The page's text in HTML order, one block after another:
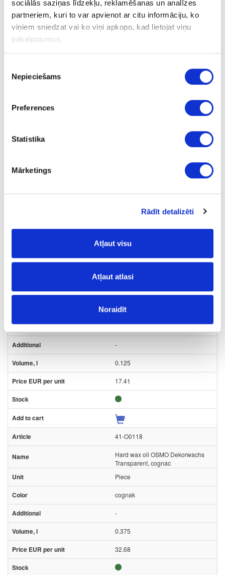
sociālās saziņas līdzekļu, reklamēšanas un analīzes
partneriem, kuri to var apvienot ar citu informāciju, ko
viņiem sniedzat vai ko viņi apkopo, kad lietojat viņu
pakalpojumus.
izvēle
Nepieciešams
Preferences
Statistika
Mārketings
Rādīt detalizēti
Atļaut visu
Atļaut atlasi
Noraidīt
Ask question
Share product link
Hard wax oil OSMO Dekorwachs
0.005
Transparent, cognac
Piece
cognak
-
0.125
17.41
41-O0118
Hard wax oil OSMO Dekorwachs
Transparent, cognac
Piece
cognak
-
0.375
32.68